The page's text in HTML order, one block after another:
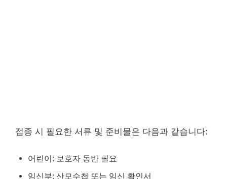
접종 시 필요한 서류 및 준비물은 다음과 같습니다:
어린이: 보호자 동반 필요
임신부: 산모수첩 또는 임신 확인서